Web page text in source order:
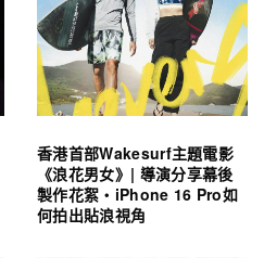
香港首部Wakesurf主題電影
《浪花男女》| 導演分享幕後
製作花絮・iPhone 16 Pro如
何拍出貼浪視角